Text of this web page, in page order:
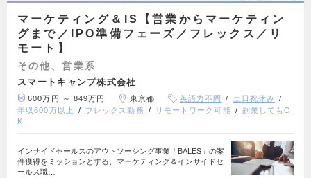
マーケティング＆IS【営業からマーケティン
グまで／IPO準備フェーズ／フレックス／リ
モート】
その他、営業系
スマートキャンプ株式会社
600万円 ～ 849万円 東京都 英語力不問
土日祝休み
年収600万以上
フレックス勤務 リモートワーク可能
副業してもO
K
インサイドセールスのアウトソーシング事業「BALES」の案
件獲得をミッションとする、マーケティング＆インサイドセ
ールス職…